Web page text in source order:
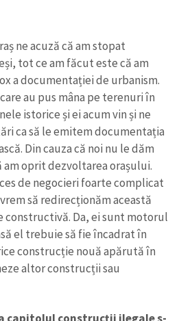
ne acuză că am stopat
tot ce am făcut este că am
a documentației de urbanism.
au pus mâna pe terenuri în
istorice și ei acum vin și ne
ca să le emitem documentația
Din cauza că noi nu le dăm
am oprit dezvoltarea orașului.
de negocieri foarte complicat
să redirecționăm această
constructivă. Da, ei sunt motorul
el trebuie să fie încadrat în
construcție nouă apărută în
altor construcții sau